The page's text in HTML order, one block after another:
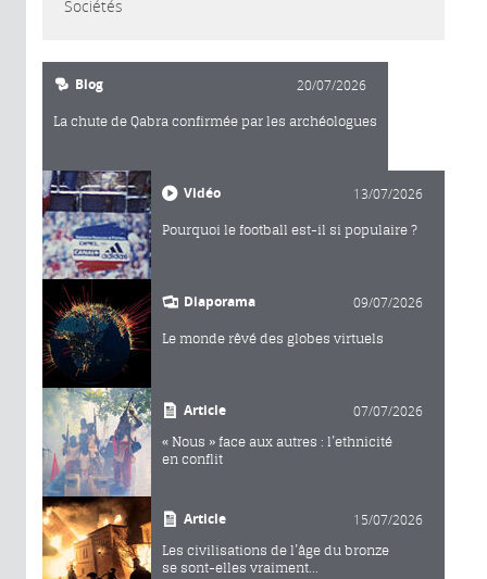
Sociétés
Blog 20/07/2026
La chute de Qabra confirmée par les archéologues
Vidéo 13/07/2026
Pourquoi le football est-il si populaire ?
Diaporama 09/07/2026
Le monde rêvé des globes virtuels
Article 07/07/2026
« Nous » face aux autres : l’ethnicité
en conflit
Article 15/07/2026
Les civilisations de l’âge du bronze
se sont-elles vraiment...